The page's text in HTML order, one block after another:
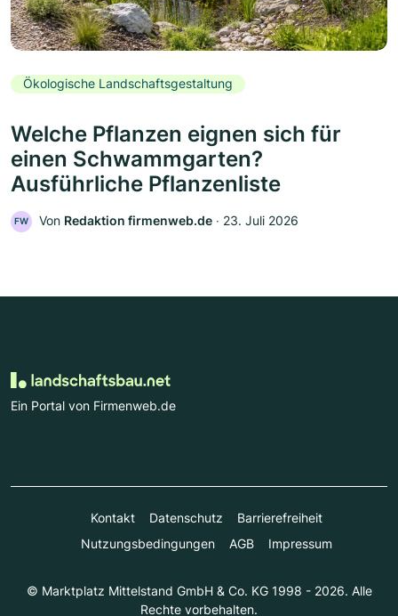
Ökologische Landschaftsgestaltung
Welche Pflanzen eignen sich für
einen Schwammgarten?
Ausführliche Pflanzenliste
FW Von Redaktion firmenweb.de ‧ 23. Juli 2026
Ein Portal von Firmenweb.de
Kontakt Datenschutz
Barrierefreiheit
Nutzungsbedingungen
AGB Impressum
© Marktplatz Mittelstand GmbH & Co. KG 1998 - 2026. Alle
Rechte vorbehalten.